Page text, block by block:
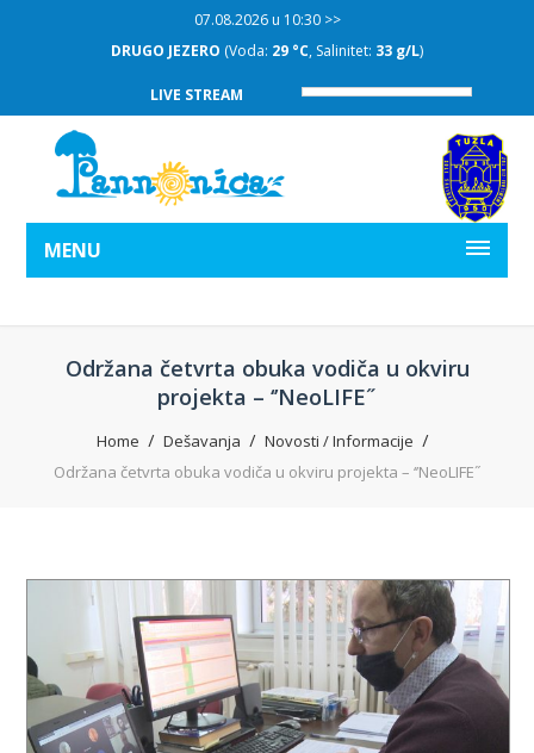
07.08.2026 u 10:30 >>
DRUGO JEZERO (Voda: 29 °C, Salinitet: 33 g/L)
LIVE STREAM
MENU
Održana četvrta obuka vodiča u okviru
projekta – ‘’NeoLIFE˝
Home Dešavanja
Novosti / Informacije
Održana četvrta obuka vodiča u okviru projekta – ‘’NeoLIFE˝